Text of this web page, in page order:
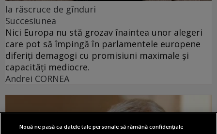
la răscruce de gînduri
Succesiunea
Nici Europa nu stă grozav înaintea unor alegeri
care pot să împingă în parlamentele europene
diferiți demagogi cu promisiuni maximale și
capacități mediocre.
Andrei CORNEA
Nouă ne pasă ca datele tale personale să rămână confidențiale